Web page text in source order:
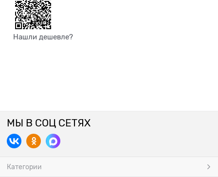
Нашли дешевле?
МЫ В СОЦ СЕТЯХ
Категории